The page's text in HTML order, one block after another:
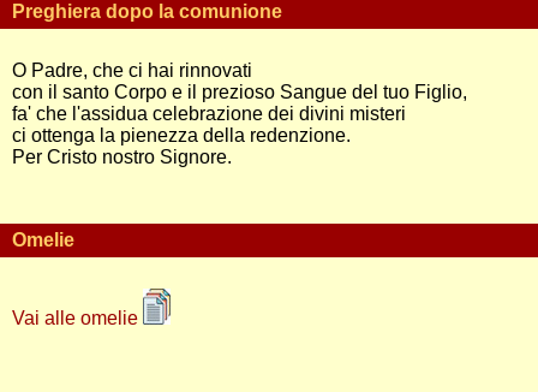
Preghiera dopo la comunione
O Padre, che ci hai rinnovati
con il santo Corpo e il prezioso Sangue del tuo Figlio,
fa' che l'assidua celebrazione dei divini misteri
ci ottenga la pienezza della redenzione.
Per Cristo nostro Signore.
Omelie
Vai alle omelie